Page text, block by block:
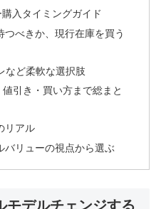
入タイミングガイド
つべきか、現行在庫を買う
など柔軟な選択肢
引き・買い方まで総まと
リアル
バリューの視点から選ぶ
モデルチェンジする